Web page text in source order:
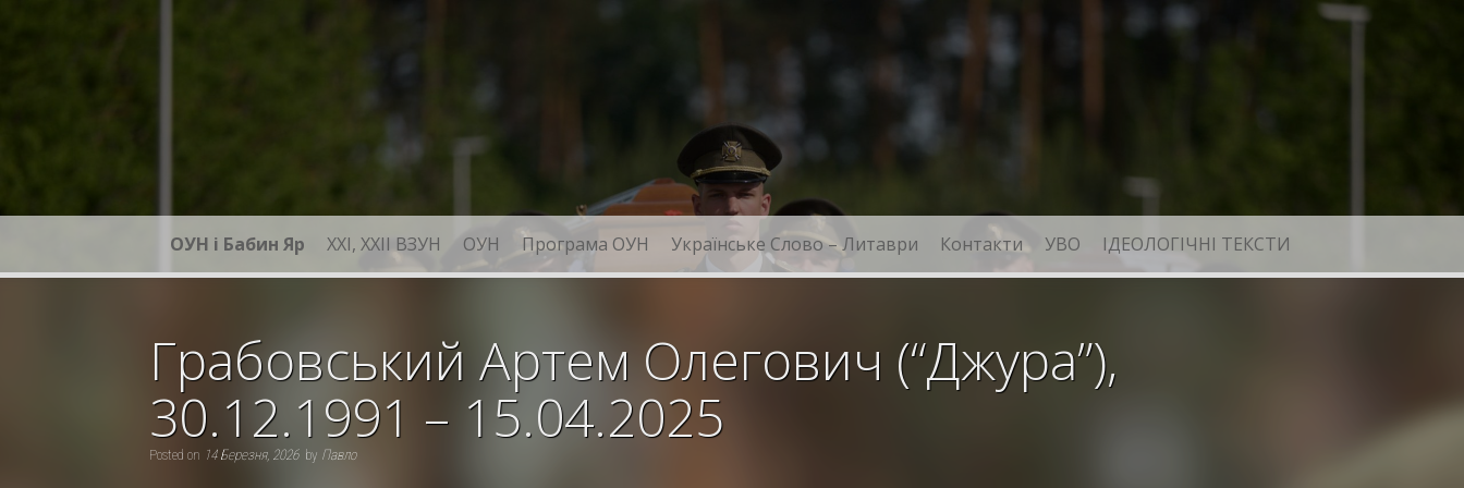
ОУН і Бабин Яр XXI, ХХІІ ВЗУН ОУН Програма ОУН Українське Слово – Литаври Контакти УВО ІДЕОЛОГІЧНІ ТЕКСТИ
Грабовський Артем Олегович (“Джура”),
30.12.1991 – 15.04.2025
Posted on 14 Березня, 2026 by Павло